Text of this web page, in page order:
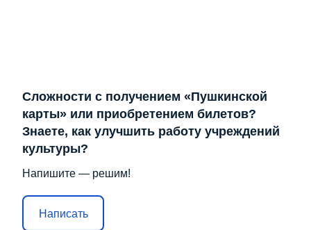
Сложности с получением «Пушкинской
карты» или приобретением билетов?
Знаете, как улучшить работу учреждений
культуры?
Напишите — решим!
Написать